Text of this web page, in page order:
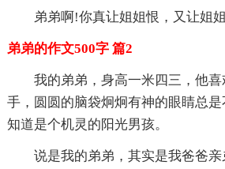
弟弟啊!你真让姐姐恨，又让姐姐
弟弟的作文500字 篇2
我的弟弟，身高一米四三，他
手，圆圆的脑袋炯炯有神的眼睛总
知道是个机灵的阳光男孩。
说是我的弟弟，其实是我爸爸